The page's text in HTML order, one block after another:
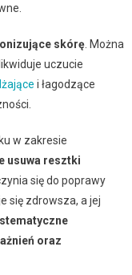
skórę. Można
uczucie
i łagodzące
w zakresie
usuwa resztki
się do poprawy
się zdrowsza, a jej
oraz